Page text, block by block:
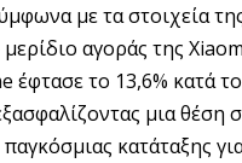
με τα στοιχεία
αγοράς της
έφτασε το 13,6% κατά
μια θέση
κατάταξης